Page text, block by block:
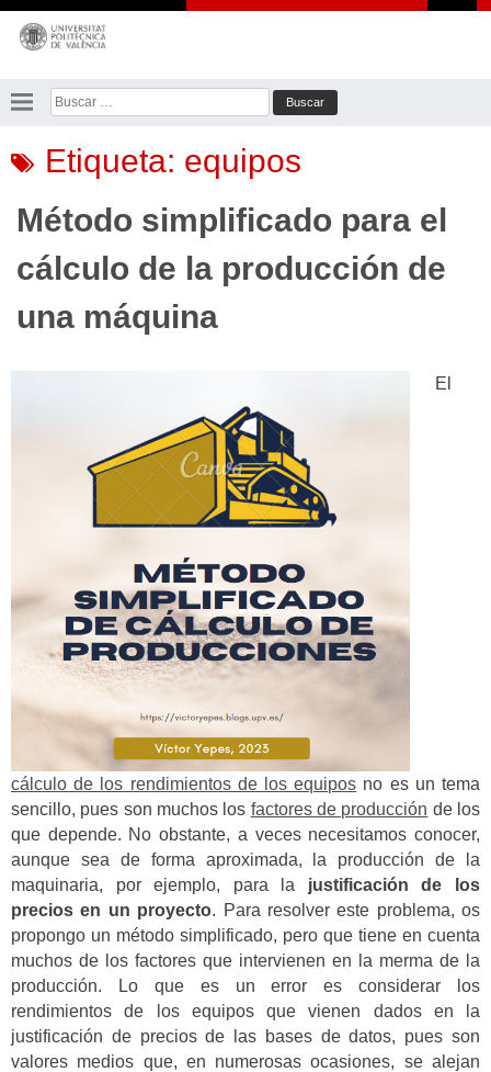
Saltar
contenido
Buscar:
Etiqueta: equipos
Método simplificado para el
cálculo de la producción de
una máquina
El
cálculo de los rendimientos de los equipos no es un tema
sencillo, pues son muchos los factores de producción de los
que depende. No obstante, a veces necesitamos conocer,
aunque sea de forma aproximada, la producción de la
maquinaria, por ejemplo, para la justificación de los
precios en un proyecto. Para resolver este problema, os
propongo un método simplificado, pero que tiene en cuenta
muchos de los factores que intervienen en la merma de la
producción. Lo que es un error es considerar los
rendimientos de los equipos que vienen dados en la
justificación de precios de las bases de datos, pues son
valores medios que, en numerosas ocasiones, se alejan